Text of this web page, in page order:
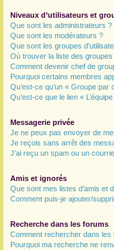
Niveaux d’utilisateurs et
Que sont les administrateurs ?
Que sont les modérateurs ?
Que sont les groupes
Où trouver la liste des
Comment devenir chef de
Pourquoi certains membres
Qu’est-ce qu’un « Groupe par
Qu’est-ce que le lien «
Messagerie privée
Je ne peux pas envoyer de
Je reçois sans arrêt des
J’ai reçu un spam ou un
Amis et ignorés
Que sont mes listes d’amis et
Comment puis-je ajouter/
Recherche dans les forums
Comment rechercher dans les
Pourquoi ma recherche ne